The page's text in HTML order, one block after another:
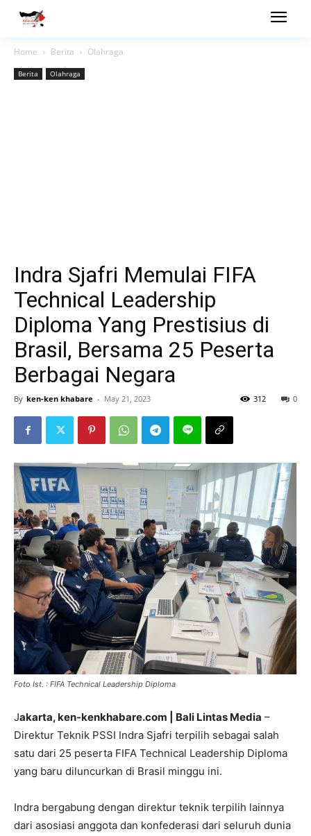
Home Berita Olahraga
Berita Olahraga
Indra Sjafri Memulai FIFA
Technical Leadership
Diploma Yang Prestisius di
Brasil, Bersama 25 Peserta
Berbagai Negara
By ken-ken khabare - May 21, 2023 0
312
Foto Ist. : FIFA Technical Leadership Diploma
Jakarta, ken-kenkhabare.com | Bali Lintas Media –
Direktur Teknik PSSI Indra Sjafri terpilih sebagai salah
satu dari 25 peserta FIFA Technical Leadership Diploma
yang baru diluncurkan di Brasil minggu ini.
Indra bergabung dengan direktur teknik terpilih lainnya
dari asosiasi anggota dan konfederasi dari seluruh dunia